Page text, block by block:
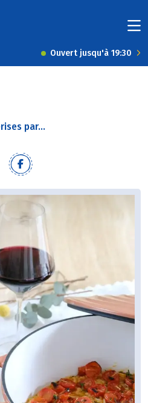
Ouvert jusqu'à 19:30
par...